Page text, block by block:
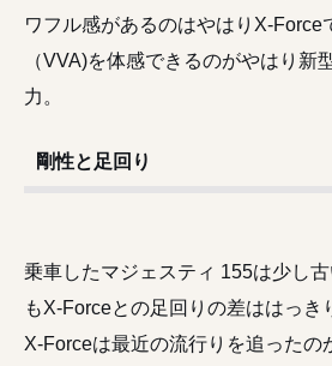
ワフル感があるのはやはりX-Force
（VVA)を体感できるのがやはり新
力。
剛性と足回り
乗車したマジェスティ 155は少し
もX-Forceとの足回りの差ははっき
X-Forceは最近の流行りを追ったの